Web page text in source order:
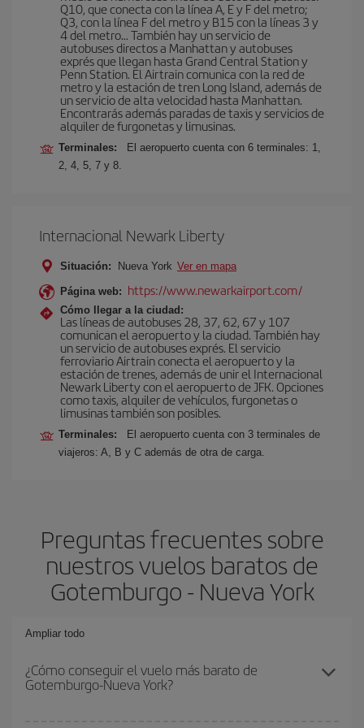
Q10, que conecta con la línea A, E y F del metro;
Q3, con la línea F del metro y B15 con la líneas 3 y
4 del metro… También hay un servicio de
autobuses directos a Manhattan y autobuses
exprés que llegan hasta Grand Central Station y
Penn Station. El Airtrain comunica con la red de
metro y la estación de tren Long Island, además de
un servicio de alta velocidad hasta Manhattan.
Encontrarás además paradas de taxis y servicios de
alquiler de furgonetas y limusinas.
Terminales:
El aeropuerto cuenta con 6 terminales: 1,
2, 4, 5, 7 y 8.
Internacional Newark Liberty
Situación: Nueva York Ver en mapa
Página web: https://www.newarkairport.com/
Cómo llegar a la ciudad:
Las líneas de autobuses 28, 37, 62, 67 y 107
comunican el aeropuerto y la ciudad. También hay
un servicio de autobuses exprés. El servicio
ferroviario Airtrain conecta el aeropuerto y la
estación de trenes, además de unir el Internacional
Newark Liberty con el aeropuerto de JFK. Opciones
como taxis, alquiler de vehículos, furgonetas o
limusinas también son posibles.
Terminales:
El aeropuerto cuenta con 3 terminales de
viajeros: A, B y C además de otra de carga.
Preguntas frecuentes sobre
nuestros vuelos baratos de
Gotemburgo - Nueva York
Ampliar todo
¿Cómo conseguir el vuelo más barato de
Gotemburgo-Nueva York?